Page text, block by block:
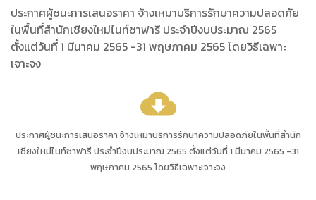
ประกาศผู้ชนะการเสนอราคา จ้างเหมาบริการรักษาความปลอดภัย
ในพื้นที่สำนักเชียงใหม่ไนท์ซาฟารี ประจำปีงบประมาณ 2565
ตั้งแต่วันที่ 1 มีนาคม 2565 -31 พฤษภาคม 2565 โดยวิธีเฉพาะ
เจาะจง
cloud_download
ประกาศผู้ชนะการเสนอราคา จ้างเหมาบริการรักษาความปลอดภัยในพื้นที่สำนัก
เชียงใหม่ไนท์ซาฟารี ประจำปีงบประมาณ 2565 ตั้งแต่วันที่ 1 มีนาคม 2565 -31
พฤษภาคม 2565 โดยวิธีเฉพาะเจาะจง